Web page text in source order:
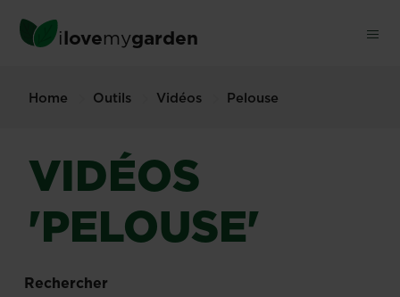
main
ilovemygarden
Home Outils Vidéos Pelouse
VIDÉOS
'PELOUSE'
Rechercher